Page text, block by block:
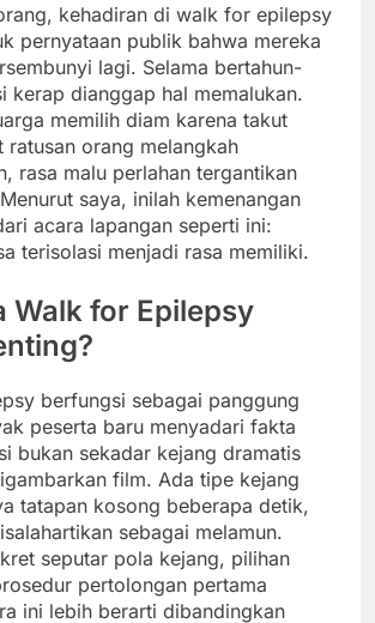
kehadiran di walk for epilepsy
pernyataan publik bahwa mereka
lagi. Selama bertahun-
kerap dianggap hal memalukan.
memilih diam karena takut
ratusan orang melangkah
rasa malu perlahan tergantikan
saya, inilah kemenangan
acara lapangan seperti ini:
terisolasi menjadi rasa memiliki.
Walk for Epilepsy
berfungsi sebagai panggung
peserta baru menyadari fakta
bukan sekadar kejang dramatis
film. Ada tipe kejang
tatapan kosong beberapa detik,
sebagai melamun.
seputar pola kejang, pilihan
pertolongan pertama
ini lebih berarti dibandingkan